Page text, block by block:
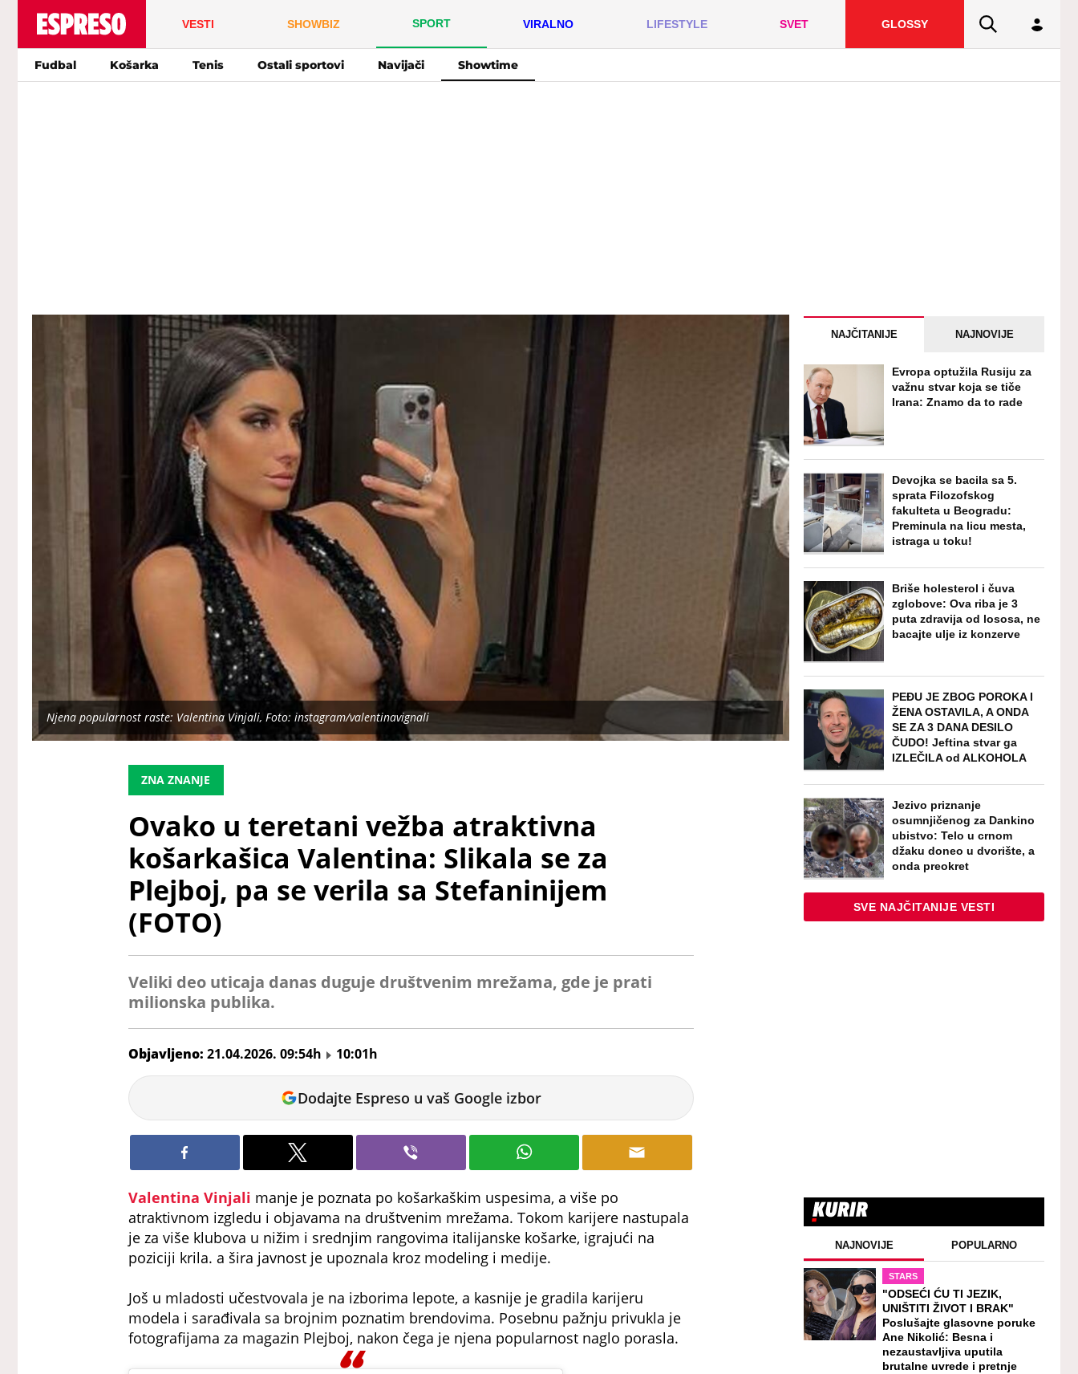
VESTI SHOWBIZ SPORT VIRALNO LIFESTYLE SVET GLOSSY
Fudbal Košarka Tenis Ostali sportovi Navijači Showtime
Njena popularnost raste: Valentina Vinjali, Foto: instagram/valentinavignali
ZNA ZNANJE
Ovako u teretani vežba atraktivna
košarkašica Valentina: Slikala se za
Plejboj, pa se verila sa Stefaninijem
(FOTO)
Veliki deo uticaja danas duguje društvenim mrežama, gde je prati
milionska publika.
Objavljeno: 21.04.2026. 09:54h
10:01h
Goran
Božanović
Dodajte Espreso u vaš Google izbor
Valentina Vinjali manje je poznata po košarkaškim uspesima, a više po
atraktivnom izgledu i objavama na društvenim mrežama. Tokom karijere nastupala
je za više klubova u nižim i srednjim rangovima italijanske košarke, igrajući na
poziciji krila. a šira javnost je upoznala kroz modeling i medije.
Još u mladosti učestvovala je na izborima lepote, a kasnije je gradila karijeru
modela i sarađivala sa brojnim poznatim brendovima. Posebnu pažnju privukla je
fotografijama za magazin Plejboj, nakon čega je njena popularnost naglo porasla.
NAJČITANIJE NAJNOVIJE
Evropa optužila Rusiju za
važnu stvar koja se tiče
Irana: Znamo da to rade
Devojka se bacila sa 5.
sprata Filozofskog
fakulteta u Beogradu:
Preminula na licu mesta,
istraga u toku!
Briše holesterol i čuva
zglobove: Ova riba je 3
puta zdravija od lososa, ne
bacajte ulje iz konzerve
PEĐU JE ZBOG POROKA I
ŽENA OSTAVILA, A ONDA
SE ZA 3 DANA DESILO
ČUDO! Jeftina stvar ga
IZLEČILA od ALKOHOLA
Jezivo priznanje
osumnjičenog za Dankino
ubistvo: Telo u crnom
džaku doneo u dvorište, a
onda preokret
SVE NAJČITANIJE VESTI
NAJNOVIJE POPULARNO
STARS
"ODSEĆI ĆU TI JEZIK,
UNIŠTITI ŽIVOT I BRAK"
Poslušajte glasovne poruke
Ane Nikolić: Besna i
nezaustavljiva uputila
brutalne uvrede i pretnje